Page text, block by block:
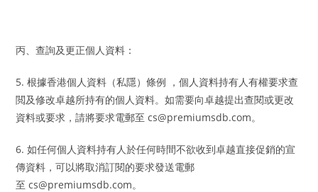
丙、查詢及更正個人資料：
5. 根據香港個人資料（私隱）條例 ，個人資料持有人有權要求查
閲及修改卓越所持有的個人資料。如需要向卓越提出查閱或更改
資料或要求，請將要求電郵至 cs@premiumsdb.com。
6. 如任何個人資料持有人於任何時間不欲收到卓越直接促銷的宣
傳資料，可以將取消訂閱的要求發送電郵
至 cs@premiumsdb.com。